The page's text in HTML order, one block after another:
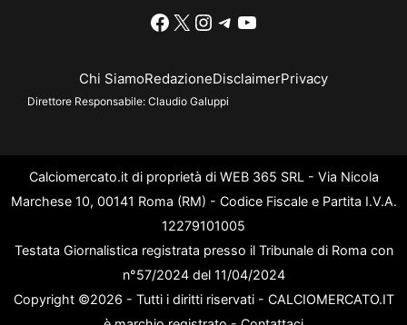
Facebook
X Instagram
Telegram
YouTube
Chi SiamoRedazioneDisclaimerPrivacy
Direttore Responsabile: Claudio Galuppi
Calciomercato.it di proprietà di WEB 365 SRL - Via Nicola
Marchese 10, 00141 Roma (RM) - Codice Fiscale e Partita I.V.A.
12279101005
Testata Giornalistica registrata presso il Tribunale di Roma con
n°57/2024 del 11/04/2024
Copyright ©2026 - Tutti i diritti riservati - CALCIOMERCATO.IT